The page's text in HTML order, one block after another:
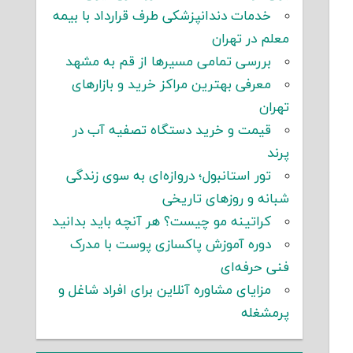
خدمات دندانپزشکی طرف قرارداد با بیمه
معلم در تهران
بررسی تمامی مسیرها از قم به مشهد
معرفی بهترین مراکز خرید و بازارهای
تهران
قیمت و خرید دستگاه تصفیه آب در
پرند
تور استانبول؛ دروازه‌ای به سوی زندگی
شبانه و روزهای تاریخی
کراتینه مو چیست؟ هر آنچه باید بدانید
دوره آموزش پاکسازی پوست با مدرک
فنی حرفه‌ای
مزایای مشاوره آنلاین برای افراد شاغل و
پرمشغله